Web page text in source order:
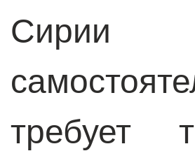
Сирии
требует